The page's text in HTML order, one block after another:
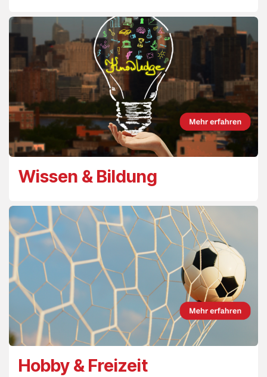
Wissen & Bildung
Hobby & Freizeit